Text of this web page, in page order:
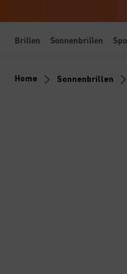
Brillen Sonnenbrillen
Home Sonnenbrillen